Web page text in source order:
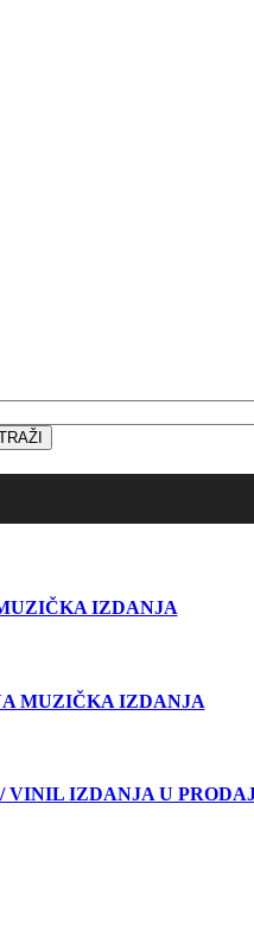
IZDANJA
MUZIČKA IZDANJA
VINIL IZDANJA U